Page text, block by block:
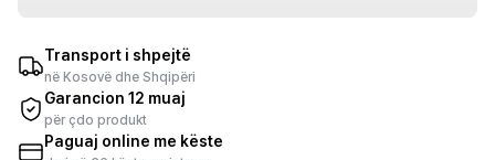
Transport i shpejtë
në Kosovë dhe Shqipëri
Garancion 12 muaj
për çdo produkt
Paguaj online me këste